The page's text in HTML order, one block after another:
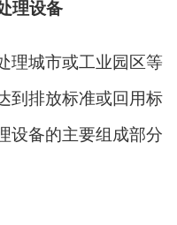
理设备
理城市或工业园区等
到排放标准或回用标
设备的主要组成部分